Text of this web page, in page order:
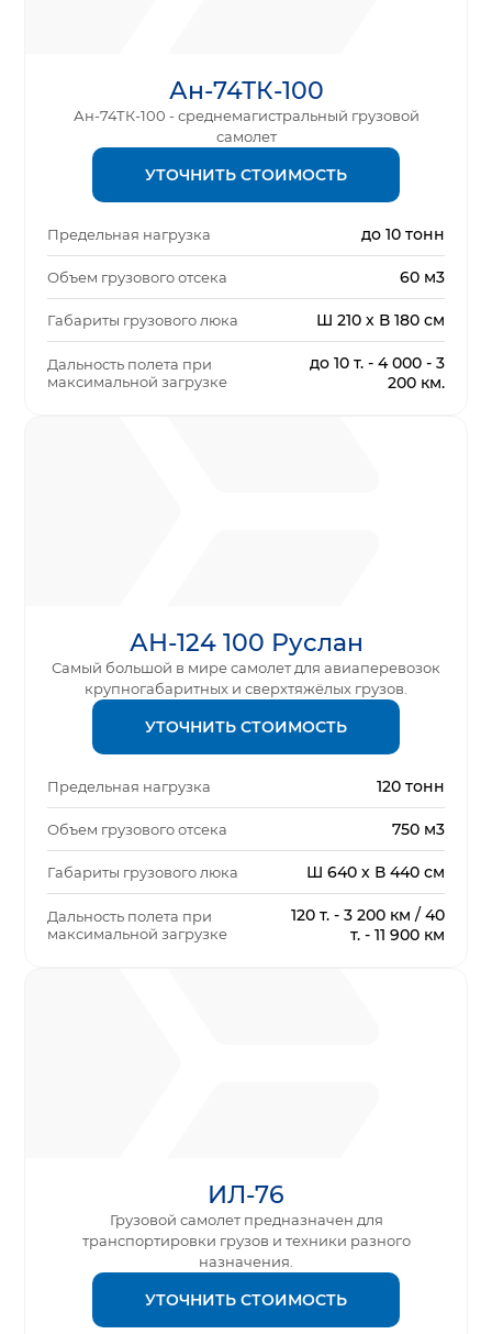
Ан-74ТК-100
Ан-74ТК-100 - среднемагистральный грузовой
самолет
УТОЧНИТЬ СТОИМОСТЬ
Предельная нагрузка до 10 тонн
Объем грузового отсека 60 м3
Габариты грузового люка Ш 210 х В 180 см
Дальность полета при
максимальной загрузке
до 10 т. - 4 000 - 3
200 км.
АН-124 100 Руслан
Самый большой в мире самолет для авиаперевозок
крупногабаритных и сверхтяжёлых грузов.
УТОЧНИТЬ СТОИМОСТЬ
Предельная нагрузка 120 тонн
Объем грузового отсека 750 м3
Габариты грузового люка Ш 640 х В 440 см
Дальность полета при
максимальной загрузке
120 т. - 3 200 км / 40
т. - 11 900 км
ИЛ-76
Грузовой самолет предназначен для
транспортировки грузов и техники разного
назначения.
УТОЧНИТЬ СТОИМОСТЬ